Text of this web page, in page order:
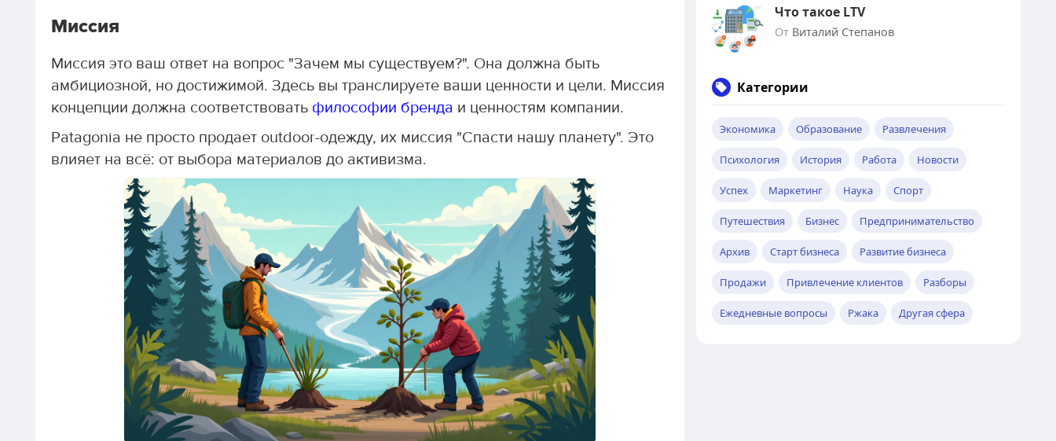
Миссия
Миссия это ваш ответ на вопрос "Зачем мы существуем?". Она должна быть
амбициозной, но достижимой. Здесь вы транслируете ваши ценности и цели. Миссия
концепции должна соответствовать философии бренда и ценностям компании.
Patagonia не просто продает outdoor-одежду, их миссия "Спасти нашу планету". Это
влияет на всё: от выбора материалов до активизма.
Что такое LTV
От Виталий Степанов
Категории
Экономика Образование Развлечения
Психология История Работа Новости
Успех Маркетинг Наука Спорт
Путешествия Бизнес Предпринимательство
Архив Старт бизнеса Развитие бизнеса
Продажи Привлечение клиентов Разборы
Ежедневные вопросы Ржака Другая сфера